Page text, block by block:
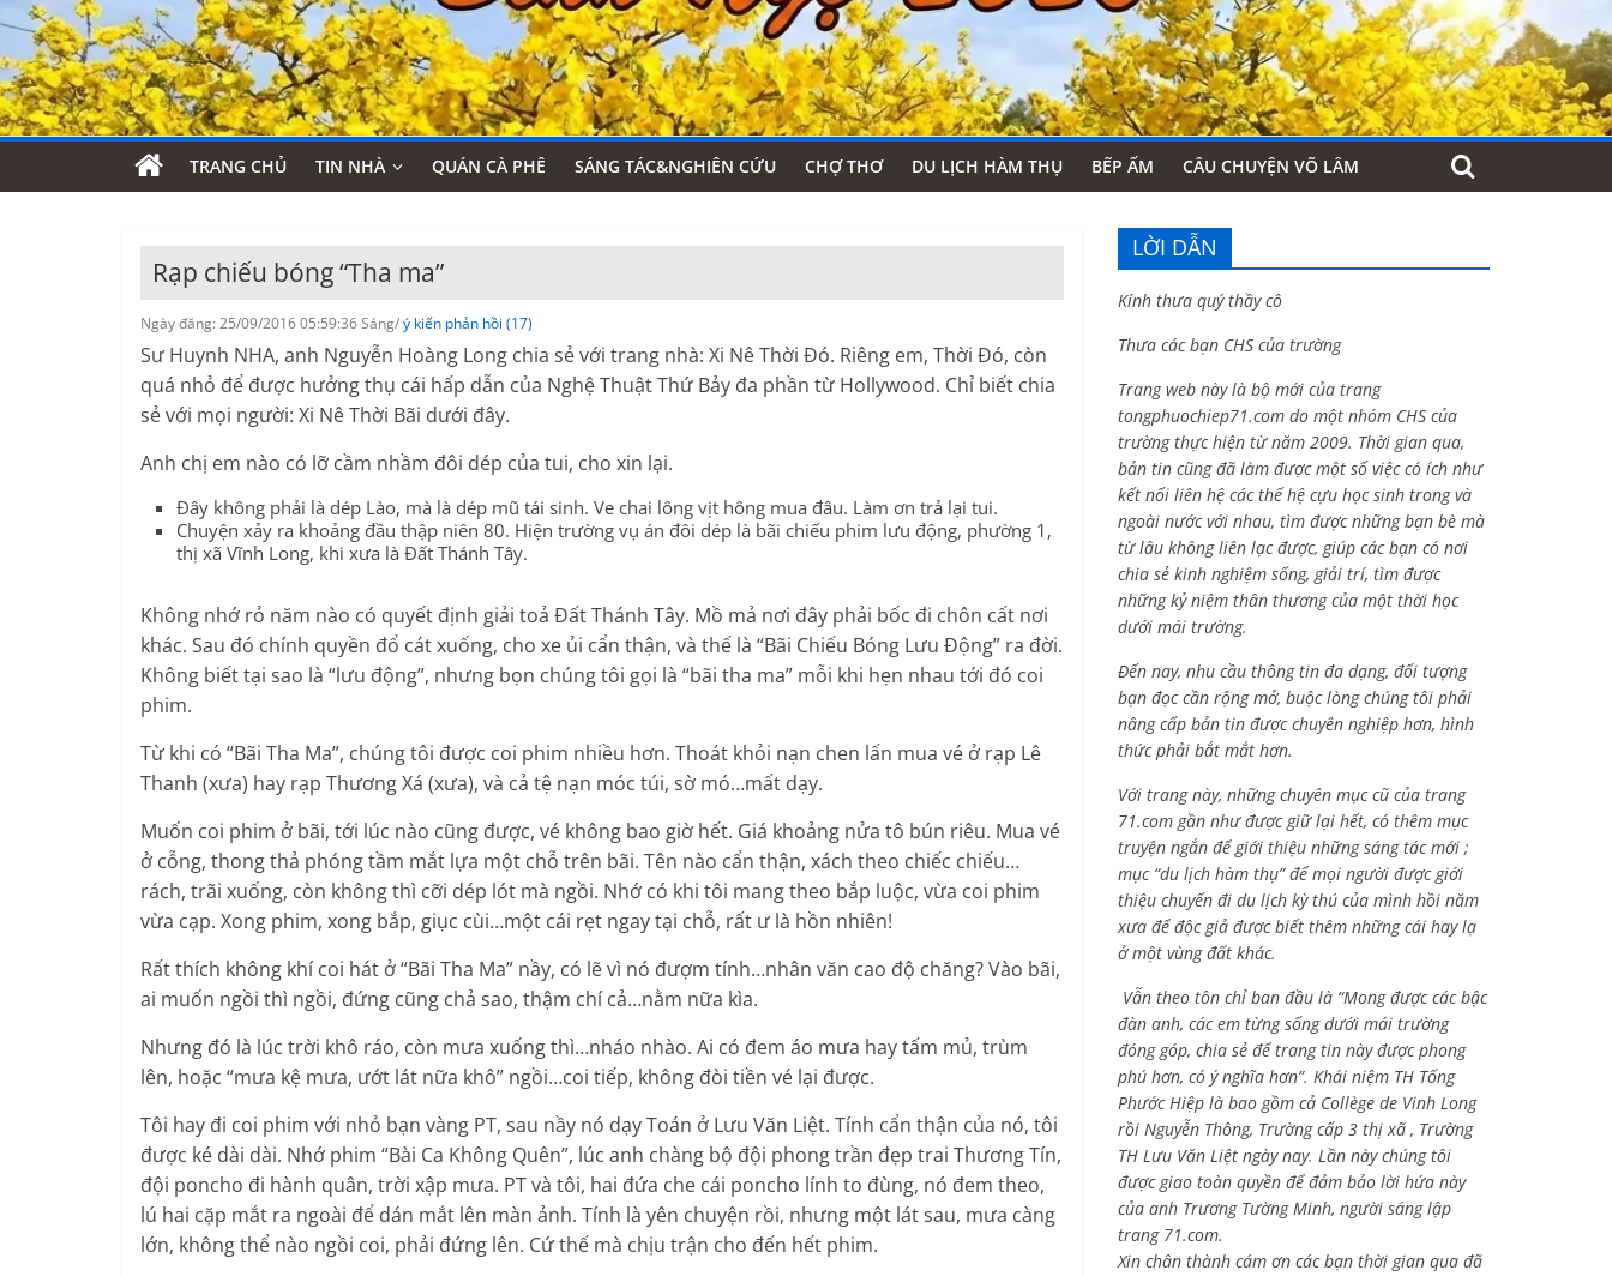
TRANG CHỦ TIN NHÀ QUÁN CÀ PHÊ SÁNG TÁC&NGHIÊN CỨU CHỢ THƠ DU LỊCH HÀM THỤ BẾP ẤM CÂU CHUYỆN VÕ LÂM
Rạp chiếu bóng “Tha ma”
Ngày đăng: 25/09/2016 05:59:36 Sáng/ý kiến phản hồi (17)
Sư Huynh NHA, anh Nguyễn Hoàng Long chia sẻ với trang nhà: Xi Nê Thời Đó. Riêng em, Thời Đó, còn
quá nhỏ để được hưởng thụ cái hấp dẫn của Nghệ Thuật Thứ Bảy đa phần từ Hollywood. Chỉ biết chia
sẻ với mọi người: Xi Nê Thời Bãi dưới đây.
Anh chị em nào có lỡ cầm nhầm đôi dép của tui, cho xin lại.
Đây không phải là dép Lào, mà là dép mũ tái sinh. Ve chai lông vịt hông mua đâu. Làm ơn trả lại tui.
Chuyện xảy ra khoảng đầu thập niên 80. Hiện trường vụ án đôi dép là bãi chiếu phim lưu động, phường 1,
thị xã Vĩnh Long, khi xưa là Đất Thánh Tây.
Không nhớ rỏ năm nào có quyết định giải toả Đất Thánh Tây. Mồ mả nơi đây phải bốc đi chôn cất nơi
khác. Sau đó chính quyền đổ cát xuống, cho xe ủi cẩn thận, và thế là “Bãi Chiếu Bóng Lưu Động” ra đời.
Không biết tại sao là “lưu động”, nhưng bọn chúng tôi gọi là “bãi tha ma” mỗi khi hẹn nhau tới đó coi
phim.
Từ khi có “Bãi Tha Ma”, chúng tôi được coi phim nhiều hơn. Thoát khỏi nạn chen lấn mua vé ở rạp Lê
Thanh (xưa) hay rạp Thương Xá (xưa), và cả tệ nạn móc túi, sờ mó…mất dạy.
Muốn coi phim ở bãi, tới lúc nào cũng được, vé không bao giờ hết. Giá khoảng nửa tô bún riêu. Mua vé
ở cỗng, thong thả phóng tầm mắt lựa một chỗ trên bãi. Tên nào cẩn thận, xách theo chiếc chiếu…
rách, trãi xuống, còn không thì cỡi dép lót mà ngồi. Nhớ có khi tôi mang theo bắp luộc, vừa coi phim
vừa cạp. Xong phim, xong bắp, giục cùi…một cái rẹt ngay tại chỗ, rất ư là hồn nhiên!
Rất thích không khí coi hát ở “Bãi Tha Ma” nầy, có lẽ vì nó đượm tính…nhân văn cao độ chăng? Vào bãi,
ai muốn ngồi thì ngồi, đứng cũng chả sao, thậm chí cả…nằm nữa kìa.
Nhưng đó là lúc trời khô ráo, còn mưa xuống thì…nháo nhào. Ai có đem áo mưa hay tấm mủ, trùm
lên, hoặc “mưa kệ mưa, ướt lát nữa khô” ngồi…coi tiếp, không đòi tiền vé lại được.
Tôi hay đi coi phim với nhỏ bạn vàng PT, sau nầy nó dạy Toán ở Lưu Văn Liệt. Tính cẩn thận của nó, tôi
được ké dài dài. Nhớ phim “Bài Ca Không Quên”, lúc anh chàng bộ đội phong trần đẹp trai Thương Tín,
đội poncho đi hành quân, trời xập mưa. PT và tôi, hai đứa che cái poncho lính to đùng, nó đem theo,
lú hai cặp mắt ra ngoài để dán mắt lên màn ảnh. Tính là yên chuyện rồi, nhưng một lát sau, mưa càng
lớn, không thể nào ngồi coi, phải đứng lên. Cứ thế mà chịu trận cho đến hết phim.
LỜI DẪN
Kính thưa quý thầy cô
Thưa các bạn CHS của trường
Trang web này là bộ mới của trang
tongphuochiep71.com do một nhóm CHS của
trường thực hiện từ năm 2009. Thời gian qua,
bản tin cũng đã làm được một số việc có ích như
kết nối liên hệ các thế hệ cựu học sinh trong và
ngoài nước với nhau, tìm được những bạn bè mà
từ lâu không liên lạc được, giúp các bạn có nơi
chia sẻ kinh nghiệm sống, giải trí, tìm được
những kỷ niệm thân thương của một thời học
dưới mái trường.
Đến nay, nhu cầu thông tin đa dạng, đối tượng
bạn đọc cần rộng mở, buộc lòng chúng tôi phải
nâng cấp bản tin được chuyên nghiệp hơn, hình
thức phải bắt mắt hơn.
Với trang này, những chuyên mục cũ của trang
71.com gần như được giữ lại hết, có thêm mục
truyện ngắn để giới thiệu những sáng tác mới ;
mục “du lịch hàm thụ” để mọi người được giới
thiệu chuyến đi du lịch kỳ thú của mình hồi năm
xưa để độc giả được biết thêm những cái hay lạ
ở một vùng đất khác.
Vẫn theo tôn chỉ ban đầu là “Mong được các bậc
đàn anh, các em từng sống dưới mái trường
đóng góp, chia sẻ để trang tin này được phong
phú hơn, có ý nghĩa hơn”. Khái niệm TH Tống
Phước Hiệp là bao gồm cả Collège de Vinh Long
rồi Nguyễn Thông, Trường cấp 3 thị xã , Trường
TH Lưu Văn Liệt ngày nay. Lần này chúng tôi
được giao toàn quyền để đảm bảo lời hứa này
của anh Trương Tường Minh, người sáng lập
trang 71.com.
Xin chân thành cám ơn các bạn thời gian qua đã